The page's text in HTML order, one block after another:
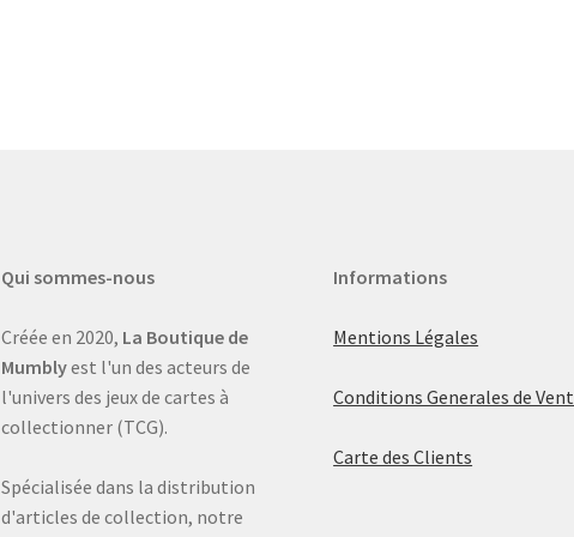
Qui sommes-nous
Créée en 2020, La Boutique de
Mumblyest l'un des acteurs de
l'univers des jeux de cartes à
collectionner (TCG).
Spécialisée dans la distribution
d'articles de collection, notre
Informations
Mentions Légales
Conditions Generales de
Carte des Clients